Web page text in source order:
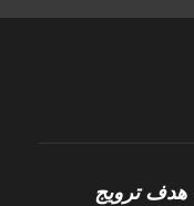
هدف ترویج